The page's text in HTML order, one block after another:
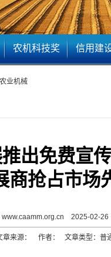
农机科技奖 信用建
农业机械
出免费宣
商抢占市场
www.caamm.org.cn 2025-02-26
章来源： 作者： 文章类型：普